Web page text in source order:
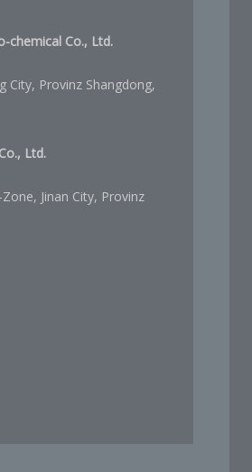
chemical Co., Ltd.
City, Provinz Shangdong,
Ltd.
Jinan City, Provinz